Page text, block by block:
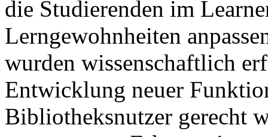
die Studierenden im
Lerngewohnheiten
wurden wissenschaftlich
Entwicklung neuer
Bibliotheksnutzer gerecht